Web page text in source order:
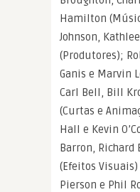
Hamilton
Johnson,
(Produtores);
Ganis e Marvin
Carl Bell, Bill
(Curtas e
Hall e Kevin
Barron, Richard
(Efeitos Visuais)
Pierson e Phil